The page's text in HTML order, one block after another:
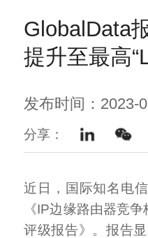
GlobalData
提升至最高
发布时间：2023-
分享：
近日，国际知名电
《IP边缘路由器竞
评级报告》。报告